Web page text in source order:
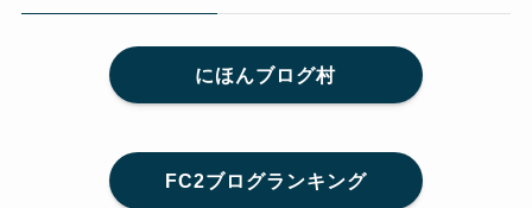
にほんブログ村
FC2ブログランキング